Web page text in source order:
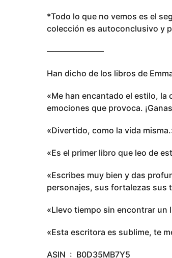
*Todo lo que no vemos es el
colección es autoconclusivo y
———————
Han dicho de los libros de
«Me han encantado el estilo,
emociones que provoca.
«Divertido, como la vida
«Es el primer libro que leo de
«Escribes muy bien y das
personajes, sus fortalezas sus
«Llevo tiempo sin encontrar un
«Esta escritora es sublime, te
ASIN ‏ : ‎ B0D35MB7Y5